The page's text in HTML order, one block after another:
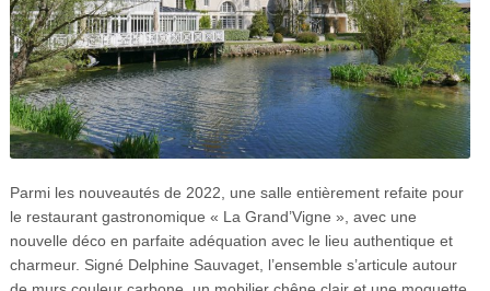
Parmi les nouveautés de 2022, une salle entièrement refaite pour
le restaurant gastronomique « La Grand’Vigne », avec une
nouvelle déco en parfaite adéquation avec le lieu authentique et
charmeur. Signé Delphine Sauvaget, l’ensemble s’articule autour